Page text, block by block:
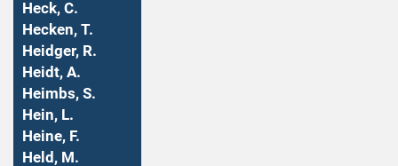
Heck, C.
Hecken, T.
Heidger, R.
Heidt, A.
Heimbs, S.
Hein, L.
Heine, F.
Held, M.